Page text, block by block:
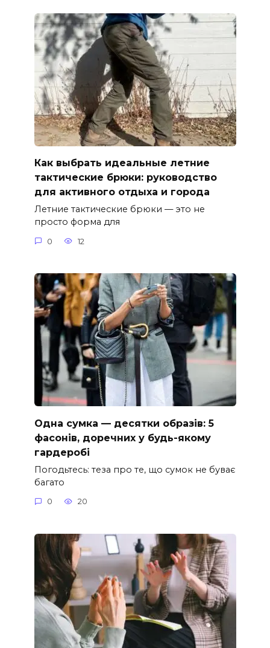
Как выбрать идеальные летние
тактические брюки: руководство
для активного отдыха и города
Летние тактические брюки — это не
просто форма для
0 12
Одна сумка — десятки образів: 5
фасонів, доречних у будь-якому
гардеробі
Погодьтесь: теза про те, що сумок не буває
багато
0 20